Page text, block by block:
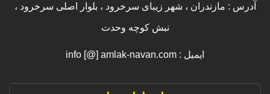
آدرس : مازندران ، شهر زیبای سرخرود ، بلوار اصلی سرخرود ،
نبش کوچه وحدت
ایمیل : info [@] amlak-navan.com